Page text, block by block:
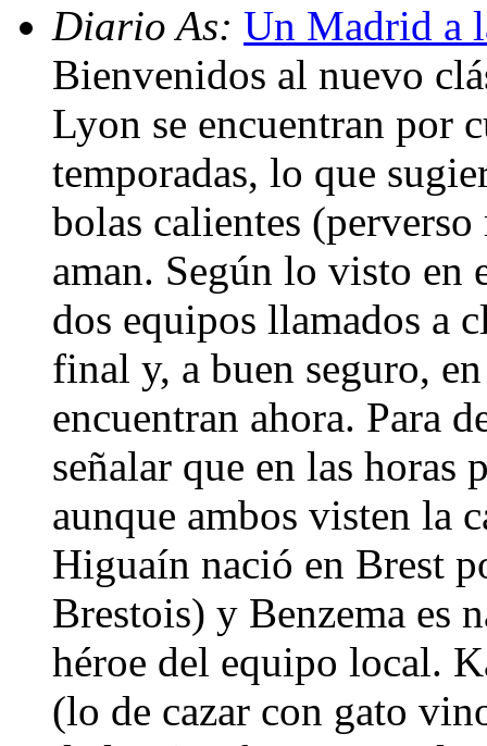
Diario As: Un Madrid a
Bienvenidos al nuevo
Lyon se encuentran por
temporadas, lo que
bolas calientes
aman. Según lo visto
dos equipos llamados a
final y, a buen seguro,
encuentran ahora. Para
señalar que en las horas
aunque ambos visten la
Higuaín nació en Brest
Brestois) y Benzema es
héroe del equipo local.
(lo de cazar con gato